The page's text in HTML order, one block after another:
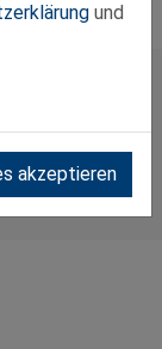
und
akzeptieren